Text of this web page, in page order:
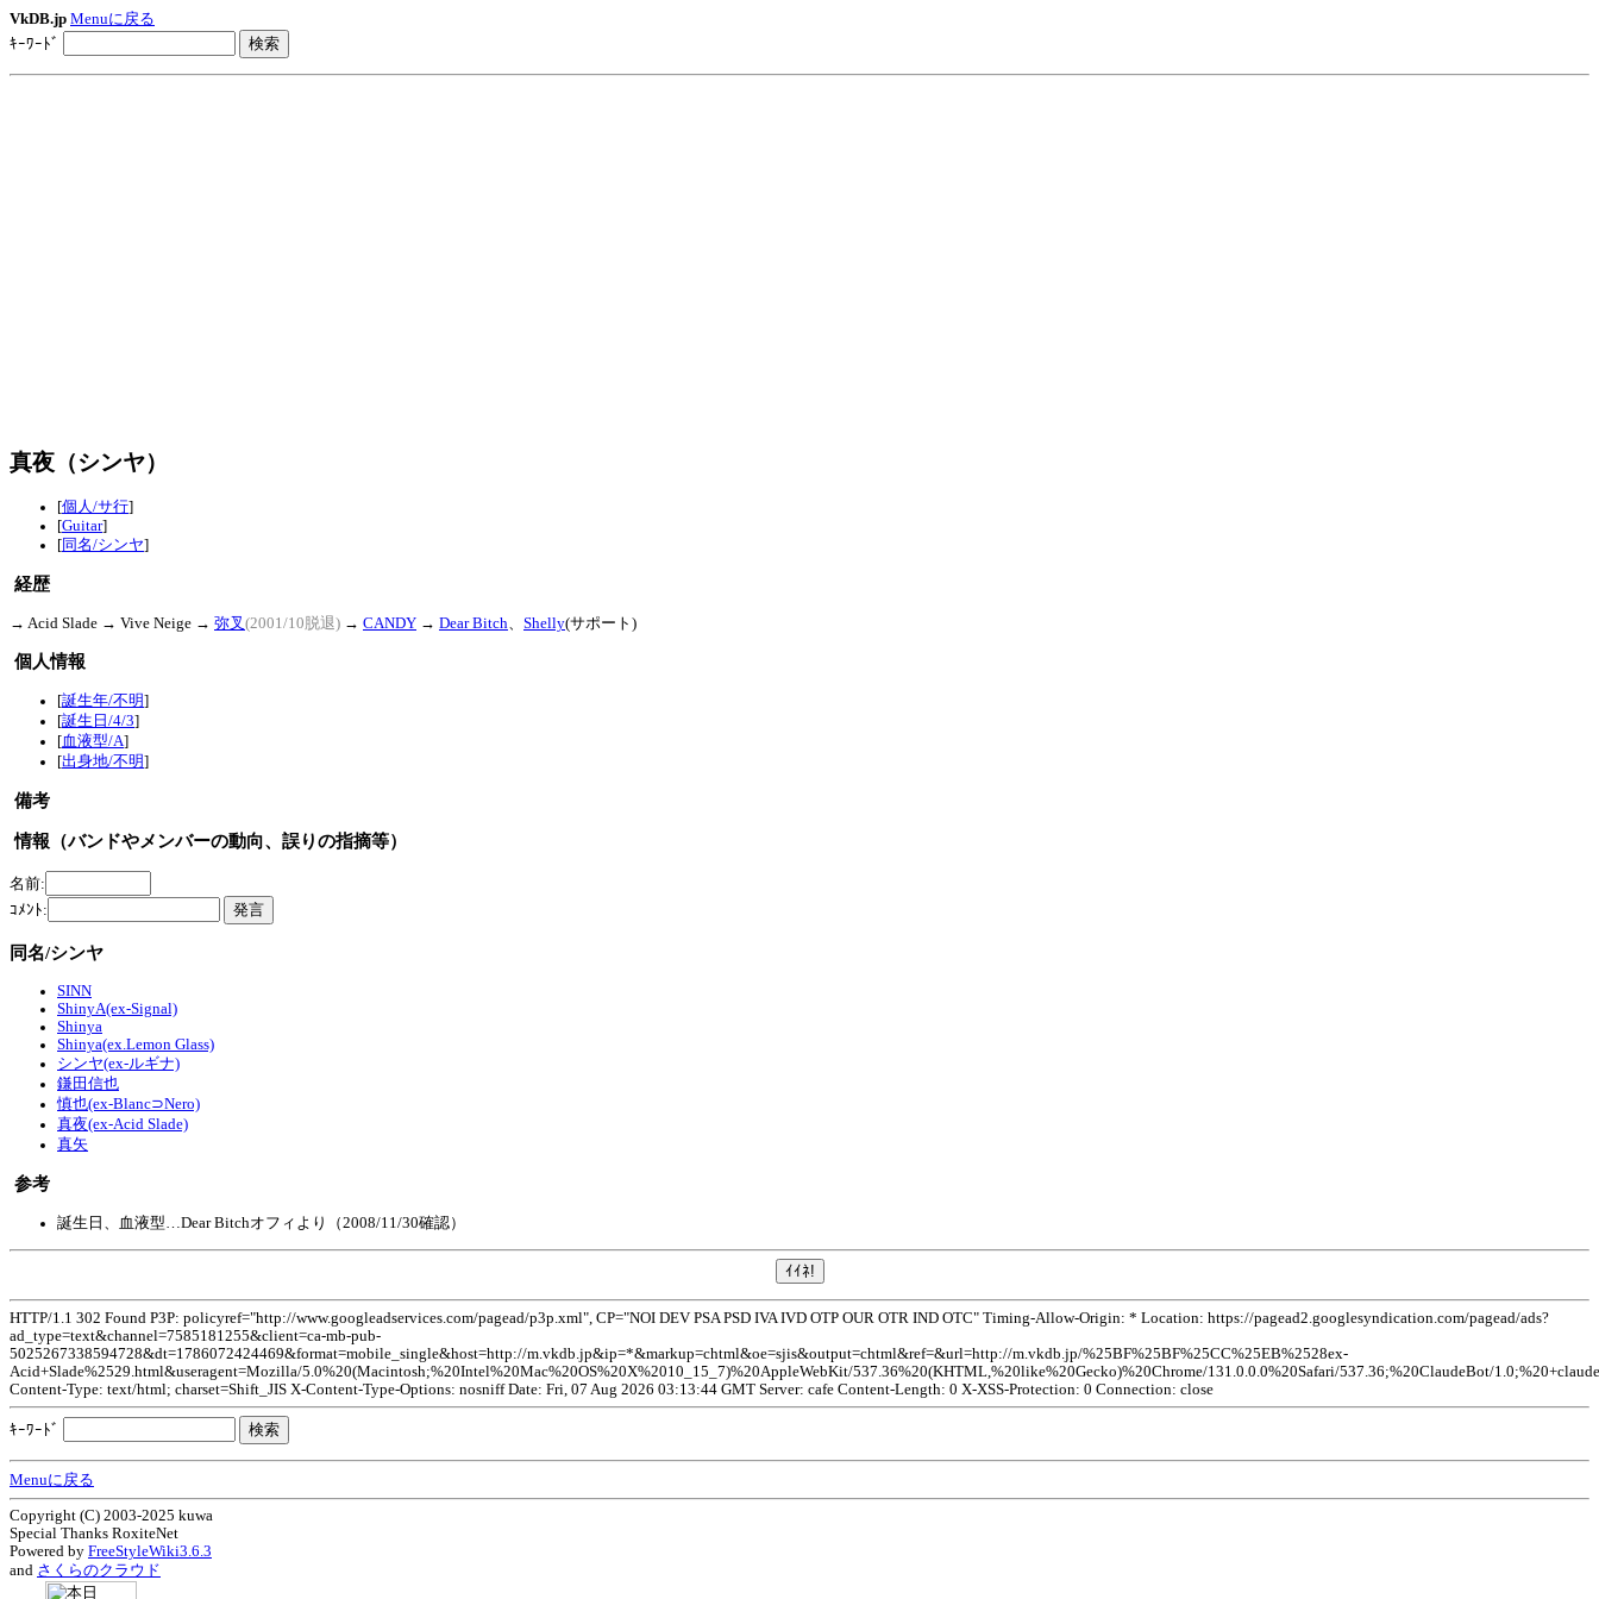
VkDB.jp Menuに戻る
ｷｰﾜｰﾄﾞ
真夜（シンヤ）
[個人/サ行]
[Guitar]
[同名/シンヤ]
経歴
→ Acid Slade → Vive Neige → 弥叉 (2001/10脱退) → CANDY → Dear Bitch Shelly(サポート)
個人情報
[誕生年/不明]
[誕生日/4/3]
[血液型/A]
[出身地/不明]
備考
情報（バンドやメンバーの動向、誤りの指摘等）
名前:
ｺﾒﾝﾄ:
同名/シンヤ
SINN
ShinyA(ex-Signal)
Shinya
Shinya(ex.Lemon Glass)
シンヤ(ex-ルギナ)
鎌田信也
慎也(ex-Blanc⊃Nero)
真夜(ex-Acid Slade)
真矢
参考
誕生日、血液型…Dear Bitchオフィより（2008/11/30確認）
HTTP/1.1 302 Found P3P: policyref="http://www.googleadservices.com/pagead/p3p.xml", CP="NOI DEV PSA PSD IVA IVD OTP OUR OTR IND OTC" Timing-Allow-Origin: * Location: https://pagead2.googlesyndication.com/pagead/ads?
ad_type=text&channel=7585181255&client=ca-mb-pub-
5025267338594728&dt=1786072424469&format=mobile_single&host=http://m.vkdb.jp&ip=*&markup=chtml&oe=sjis&output=chtml&ref=&url=http://m.vkdb.jp/%25BF%25BF%25CC%25EB%2528ex-
Acid+Slade%2529.html&useragent=Mozilla/5.0%20(Macintosh;%20Intel%20Mac%20OS%20X%2010_15_7)%20AppleWebKit/537.36%20(KHTML,%20like%20Gecko)%20Chrome/131.0.0.0%20Safari/537.36;%20ClaudeBot/1.0;%
Content-Type: text/html; charset=Shift_JIS X-Content-Type-Options: nosniff Date: Fri, 07 Aug 2026 03:13:44 GMT Server: cafe Content-Length: 0 X-XSS-Protection: 0 Connection: close
ｷｰﾜｰﾄﾞ
Menuに戻る
Copyright (C) 2003-2025 kuwa
Special Thanks RoxiteNet
Powered by FreeStyleWiki3.6.3
and さくらのクラウド